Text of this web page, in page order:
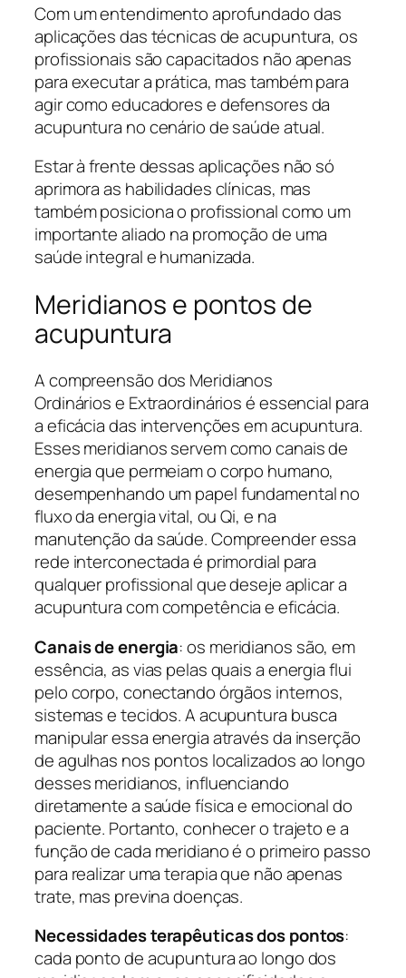
Com um entendimento aprofundado das
aplicações das técnicas de acupuntura, os
profissionais são capacitados não apenas
para executar a prática, mas também para
agir como educadores e defensores da
acupuntura no cenário de saúde atual.
Estar à frente dessas aplicações não só
aprimora as habilidades clínicas, mas
também posiciona o profissional como um
importante aliado na promoção de uma
saúde integral e humanizada.
Meridianos e pontos de
acupuntura
A compreensão dos Meridianos
Ordinários e Extraordinários é essencial para
a eficácia das intervenções em acupuntura.
Esses meridianos servem como canais de
energia que permeiam o corpo humano,
desempenhando um papel fundamental no
fluxo da energia vital, ou Qi, e na
manutenção da saúde. Compreender essa
rede interconectada é primordial para
qualquer profissional que deseje aplicar a
acupuntura com competência e eficácia.
Canais de energia: os meridianos são, em
essência, as vias pelas quais a energia flui
pelo corpo, conectando órgãos internos,
sistemas e tecidos. A acupuntura busca
manipular essa energia através da inserção
de agulhas nos pontos localizados ao longo
desses meridianos, influenciando
diretamente a saúde física e emocional do
paciente. Portanto, conhecer o trajeto e a
função de cada meridiano é o primeiro passo
para realizar uma terapia que não apenas
trate, mas previna doenças.
Necessidades terapêuticas dos pontos:
cada ponto de acupuntura ao longo dos